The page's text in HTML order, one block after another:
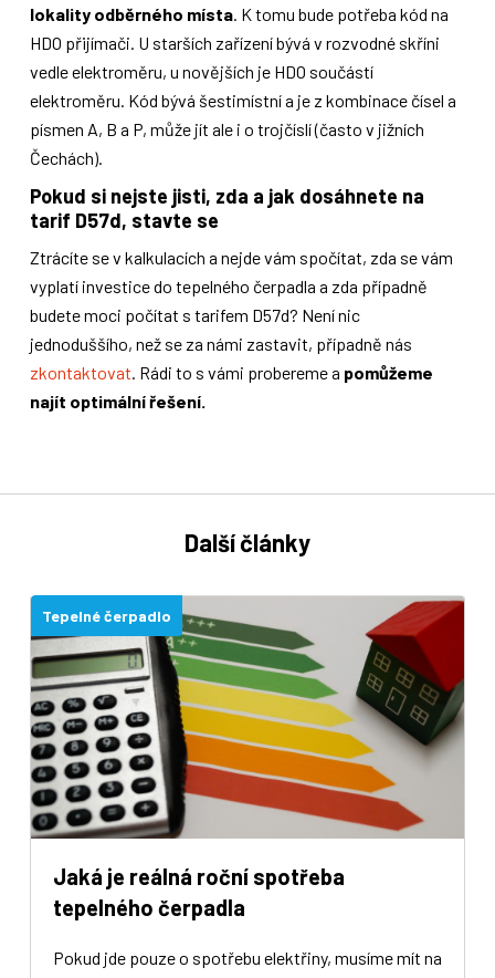
lokality odběrného místa. K tomu bude potřeba kód na
HDO přijímači. U starších zařízení bývá v rozvodné skříni
vedle elektroměru, u novějších je HDO součástí
elektroměru. Kód bývá šestimístní a je z kombinace čísel a
písmen A, B a P, může jít ale i o trojčíslí (často v jižních
Čechách).
Pokud si nejste jisti, zda a jak dosáhnete na
tarif D57d, stavte se
Ztrácíte se v kalkulacích a nejde vám spočítat, zda se vám
vyplatí investice do tepelného čerpadla a zda případně
budete moci počítat s tarifem D57d? Není nic
jednoduššího, než se za námi zastavit, případně nás
zkontaktovat. Rádi to s vámi probereme a pomůžeme
najít optimální řešení.
Další články
Tepelné čerpadlo
Jaká je reálná roční spotřeba
tepelného čerpadla
Pokud jde pouze o spotřebu elektřiny, musíme mít na